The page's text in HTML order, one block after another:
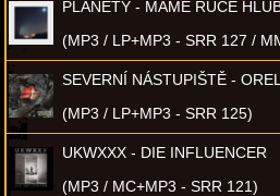
PLANETY - MÁME RUCE
(MP3 / LP+MP3 - SRR 127 /
SEVERNÍ NÁSTUPIŠTĚ -
(MP3 / LP+MP3 - SRR 125)
UKWXXX - DIE INFLUENCER
(MP3 / MC+MP3 - SRR 121)